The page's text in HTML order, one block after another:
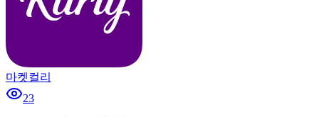
마켓컬리
23